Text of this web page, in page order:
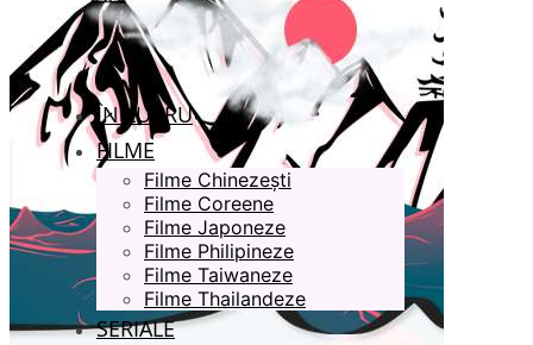
ÎN LUCRU
FILME
Filme Chinezești
Filme Coreene
Filme Japoneze
Filme Philipineze
Filme Taiwaneze
Filme Thailandeze
SERIALE